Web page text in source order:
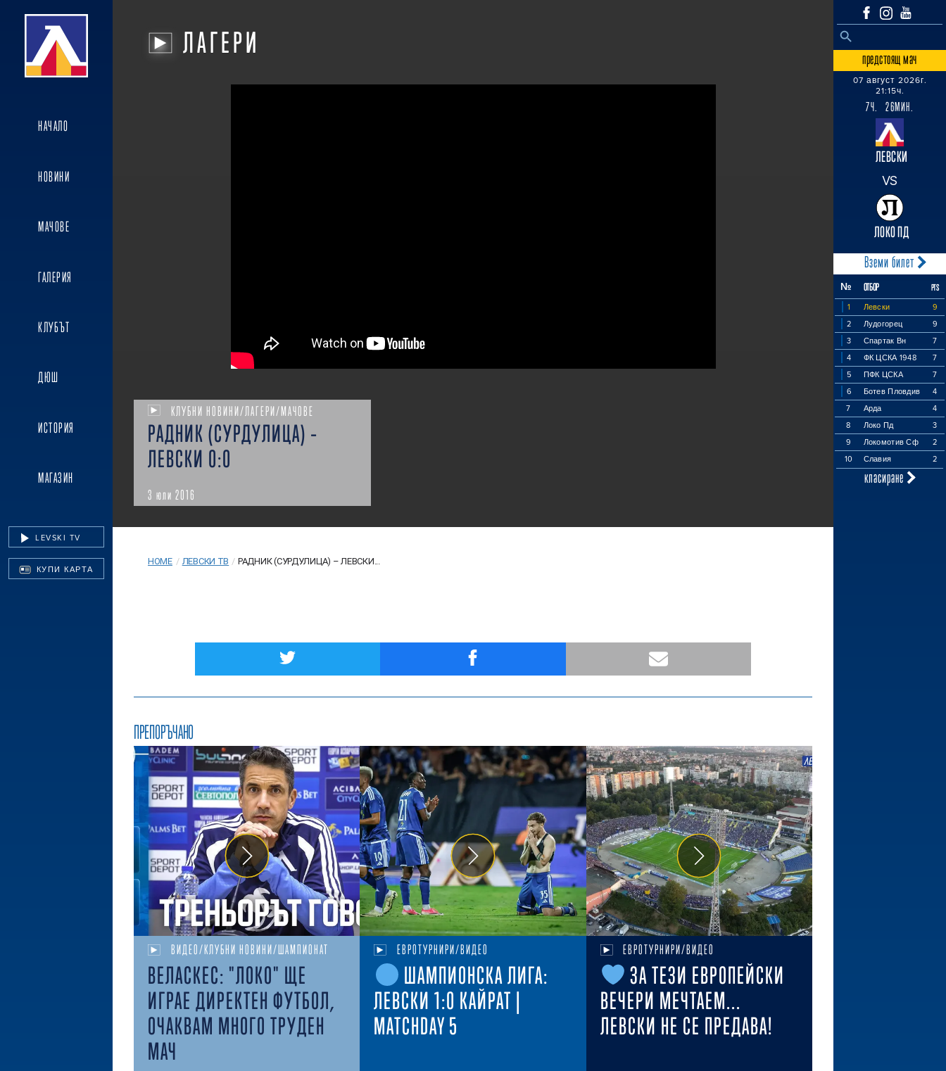
НАЧАЛО
НОВИНИ
МАЧОВЕ
ГАЛЕРИЯ
КЛУБЪТ
ДЮШ
ИСТОРИЯ
МАГАЗИН
LEVSKI TV
КУПИ КАРТА
Search
SEARCH BUTTON
предстоящ мач
07 август 2026г.
21:15ч.
7Ч. 26МИН.
ЛЕВСКИ
VS
ЛОКО ПД
Вземи билет
№ ОТБОР PTS
1 Левски
9
2
Лудогорец
9
3
Спартак Вн
7
4
ФК ЦСКА 1948
7
5
ПФК ЦСКА
7
6
Ботев Пловдив
4
7
Арда
4
8
Локо Пд
3
9
Локомотив Сф
2
10
Славия 2
класиране
ЛАГЕРИ
КЛУБНИ НОВИНИ/ЛАГЕРИ/МАЧОВЕ
РАДНИК (СУРДУЛИЦА) –
ЛЕВСКИ 0:0
3 юли 2016
HOME / ЛЕВСКИ ТВ / РАДНИК (СУРДУЛИЦА) – ЛЕВСКИ...
ПРЕПОРЪЧАНО
ВИДЕО/КЛУБНИ НОВИНИ/ШАМПИОНАТ
ВЕЛАСКЕС: "ЛОКО" ЩЕ
ИГРАЕ ДИРЕКТЕН ФУТБОЛ,
ОЧАКВАМ МНОГО ТРУДЕН
МАЧ
ЕВРОТУРНИРИ/ВИДЕО
ШАМПИОНСКА ЛИГА:
ЛЕВСКИ 1:0 КАЙРАТ |
MATCHDAY 5
ЕВРОТУРНИРИ/ВИДЕО
ЗА ТЕЗИ ЕВРОПЕЙСКИ
ВЕЧЕРИ МЕЧТАЕМ...
ЛЕВСКИ НЕ СЕ ПРЕДАВА!